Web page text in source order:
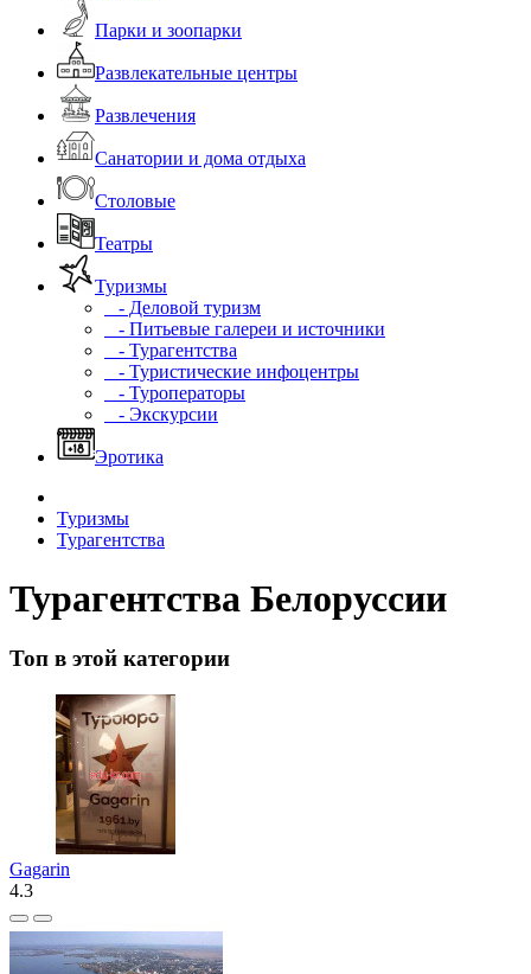
Парки и зоопарки
Развлекательные центры
Развлечения
Санатории и дома отдыха
Столовые
Театры
Туризмы
- Деловой туризм
- Питьевые галереи и источники
- Турагентства
- Туристические инфоцентры
- Туроператоры
- Экскурсии
Эротика
Туризмы
Турагентства
Турагентства Белоруссии
Топ в этой категории
Gagarin
4.3